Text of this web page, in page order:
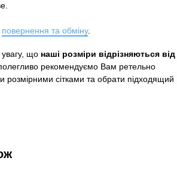
повернення та обміну.
що наші розміри відрізняються від
рекомендуємо Вам ретельно
сітками та обрати підходящий